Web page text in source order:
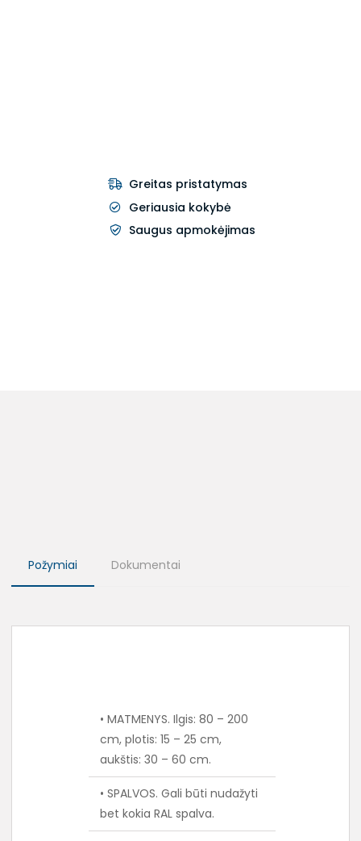
Greitas pristatymas
Geriausia kokybė
Saugus apmokėjimas
Požymiai Dokumentai
• MATMENYS. Ilgis: 80 – 200
cm, plotis: 15 – 25 cm,
aukštis: 30 – 60 cm.
• SPALVOS. Gali būti nudažyti
bet kokia RAL spalva.